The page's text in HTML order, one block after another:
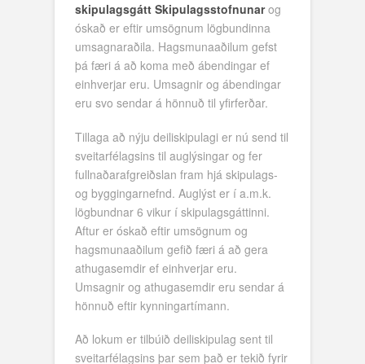
skipulagsgátt Skipulagsstofnunarog
óskað er eftir umsögnum lögbundinna
umsagnaraðila. Hagsmunaaðilum gefst
þá færi á að koma með ábendingar ef
einhverjar eru. Umsagnir og ábendingar
eru svo sendar á hönnuð til yfirferðar.
Tillaga að nýju deiliskipulagi er nú send til
sveitarfélagsins til auglýsingar og fer
fullnaðarafgreiðslan fram hjá skipulags-
og byggingarnefnd. Auglýst er í a.m.k.
lögbundnar 6 vikur í skipulagsgáttinni.
Aftur er óskað eftir umsögnum og
hagsmunaaðilum gefið færi á að gera
athugasemdir ef einhverjar eru.
Umsagnir og athugasemdir eru sendar á
hönnuð eftir kynningartímann.
Að lokum er tilbúið deiliskipulag sent til
sveitarfélagsins þar sem það er tekið fyrir